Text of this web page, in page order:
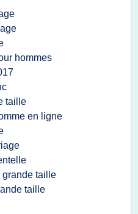
hommes
taille
en ligne
grande taille
taille